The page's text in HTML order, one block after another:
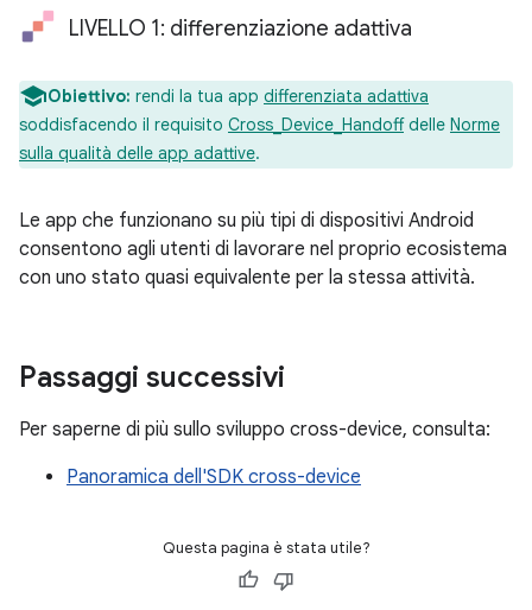
LIVELLO 1: differenziazione adattiva
Obiettivo: rendi la tua app differenziata adattiva
soddisfacendo il requisito Cross_Device_Handoffdelle Norme
sulla qualità delle app adattive.
Le app che funzionano su più tipi di dispositivi Android
consentono agli utenti di lavorare nel proprio ecosistema
con uno stato quasi equivalente per la stessa attività.
Passaggi successivi
Per saperne di più sullo sviluppo cross-device, consulta:
Panoramica dell'SDK cross-device
Questa pagina è stata utile?